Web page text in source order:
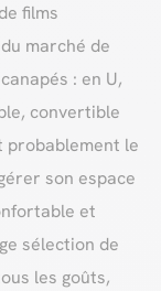
films
marché de
: en U,
convertible
probablement le
son espace
et
sélection de
les goûts,